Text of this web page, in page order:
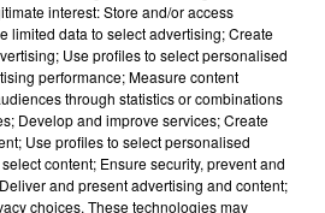
D'OLONNE D'ACCUEILLIR
GRAND...
2026
: UNE PLUIE
POUR LES FEUX
DU...
interest: Store and/or access
limited data to select advertising; Create
Use profiles to select personalised
performance; Measure content
through statistics or combinations
Develop and improve services; Create
Use profiles to select personalised
content; Ensure security, prevent and
and present advertising and content;
choices. These technologies may